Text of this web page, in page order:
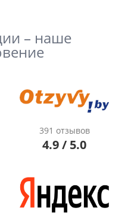
– наше
391 отзывов
4.9 / 5.0